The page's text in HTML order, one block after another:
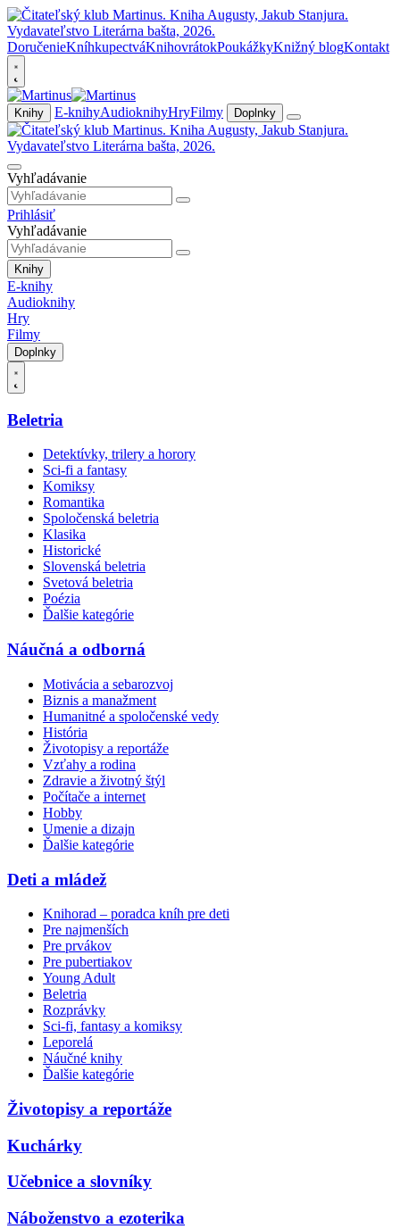
DoručenieKníhkupectváKnihovrátokPoukážkyKnižný blogKontakt
Knihy E-knihyAudioknihyHryFilmy Doplnky
Vyhľadávanie
Prihlásiť
Vyhľadávanie
Knihy
E-knihy
Audioknihy
Hry
Filmy
Doplnky
Beletria
Detektívky, trilery a horory
Sci-fi a fantasy
Komiksy
Romantika
Spoločenská beletria
Klasika
Historické
Slovenská beletria
Svetová beletria
Poézia
Ďalšie kategórie
Náučná a odborná
Motivácia a sebarozvoj
Biznis a manažment
Humanitné a spoločenské vedy
História
Životopisy a reportáže
Vzťahy a rodina
Zdravie a životný štýl
Počítače a internet
Hobby
Umenie a dizajn
Ďalšie kategórie
Deti a mládež
Knihorad – poradca kníh pre deti
Pre najmenších
Pre prvákov
Pre pubertiakov
Young Adult
Beletria
Rozprávky
Sci-fi, fantasy a komiksy
Leporelá
Náučné knihy
Ďalšie kategórie
Životopisy a reportáže
Kuchárky
Učebnice a slovníky
Náboženstvo a ezoterika